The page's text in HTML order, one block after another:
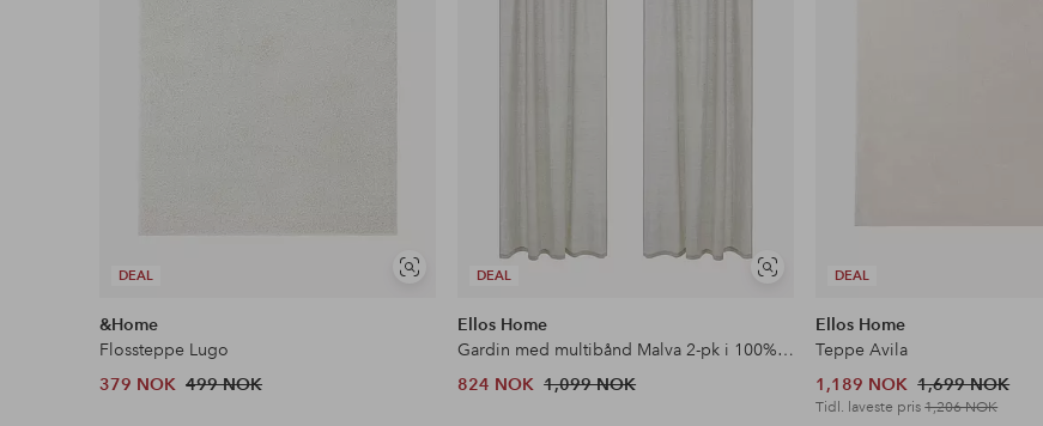
DEAL
Vis
&Home
Flossteppe Lugo
379 NOK 499 NOK
DEAL
Vis
Ellos Home
Gardin med multibånd Malva 2-pk i 100% lin
824 NOK 1,099 NOK
DEAL
Ellos Home
Teppe Avila
1,189 NOK 1,699 NOK
Tidl. laveste pris1,206 NOK